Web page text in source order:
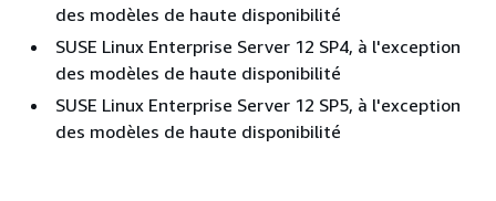
des modèles de haute disponibilité
SUSE Linux Enterprise Server 12 SP4, à l'exception
des modèles de haute disponibilité
SUSE Linux Enterprise Server 12 SP5, à l'exception
des modèles de haute disponibilité